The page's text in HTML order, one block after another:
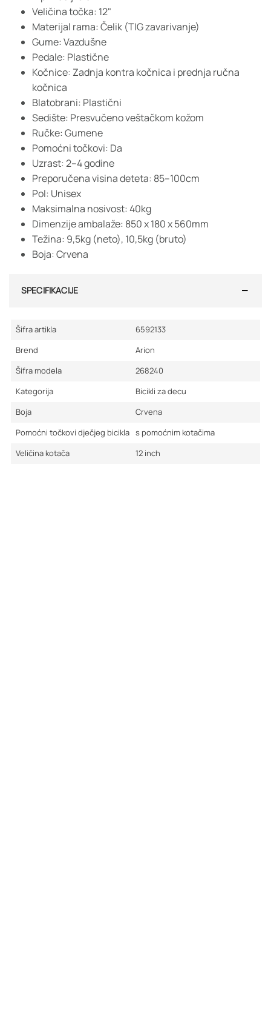
Veličina točka: 12"
Materijal rama: Čelik (TIG zavarivanje)
Gume: Vazdušne
Pedale: Plastične
Kočnice: Zadnja kontra kočnica i prednja ručna
kočnica
Blatobrani: Plastični
Sedište: Presvučeno veštačkom kožom
Ručke: Gumene
Pomoćni točkovi: Da
Uzrast: 2–4 godine
Preporučena visina deteta: 85–100cm
Pol: Unisex
Maksimalna nosivost: 40kg
Dimenzije ambalaže: 850 x 180 x 560mm
Težina: 9,5kg (neto), 10,5kg (bruto)
Boja: Crvena
SPECIFIKACIJE
Šifra artikla
6592133
Brend
Arion
Šifra modela
268240
Kategorija
Bicikli za decu
Boja
Crvena
Pomoćni točkovi dječjeg bicikla s pomoćnim kotačima
Veličina kotača
12 inch